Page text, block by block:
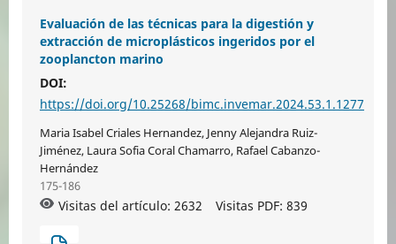
Evaluación de las técnicas para la digestión y
extracción de microplásticos ingeridos por el
zooplancton marino
DOI:
https://doi.org/10.25268/bimc.invemar.2024.53.1.1277
Maria Isabel Criales Hernandez, Jenny Alejandra Ruiz-
Jiménez, Laura Sofia Coral Chamarro, Rafael Cabanzo-
Hernández
175-186
Visitas del artículo: 2632 Visitas PDF: 839